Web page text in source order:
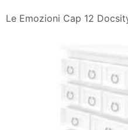
Le Emozioni Cap 12